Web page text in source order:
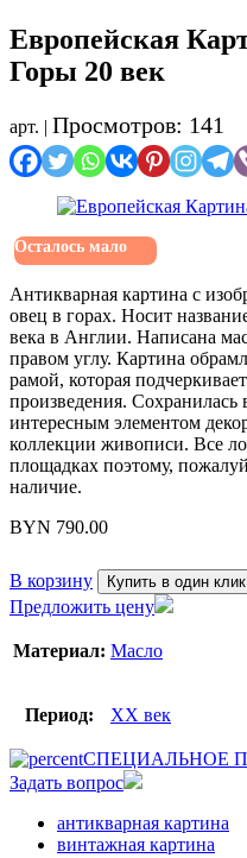
Европейская
Горы 20 век
арт. | Просмотров: 141
Осталось мало
Антикварная картина с
овец в горах. Носит
века в Англии. Написана
правом углу. Картина
рамой, которая
произведения. Сохранилась
интересным элементом
коллекции живописи. Все
площадках поэтому,
наличие.
BYN 790.00
В корзину Купить в один клик
Предложить цену
Материал: Масло
Период: XX век
СПЕЦИАЛЬНОЕ
Задать вопрос
антикварная картина
винтажная картина